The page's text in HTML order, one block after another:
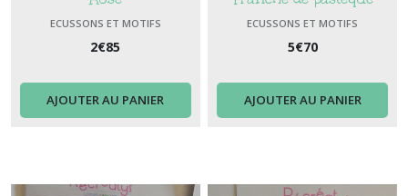
ECUSSONS ET MOTIFS
2€85
AJOUTER AU PANIER
Sequins rouge et vert
ECUSSONS ET MOTIFS
5€70
AJOUTER AU PANIER